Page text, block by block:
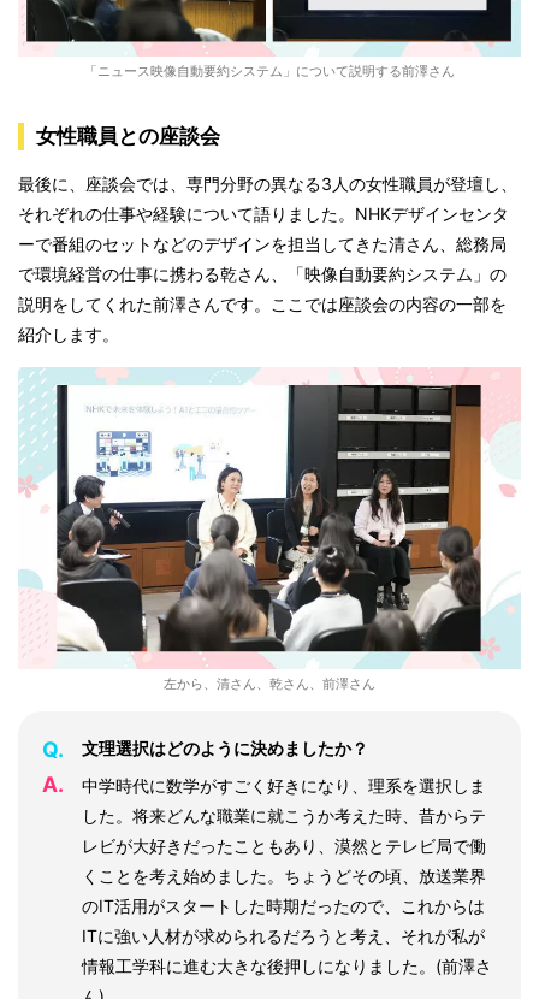
「ニュース映像自動要約システム」について説明する前澤さん
女性職員との座談会
最後に、座談会では、専門分野の異なる3人の女性職員が登壇し、
それぞれの仕事や経験について語りました。NHKデザインセンタ
ーで番組のセットなどのデザインを担当してきた清さん、総務局
で環境経営の仕事に携わる乾さん、「映像自動要約システム」の
説明をしてくれた前澤さんです。ここでは座談会の内容の一部を
紹介します。
左から、清さん、乾さん、前澤さん
Q. 文理選択はどのように決めましたか？
A.
中学時代に数学がすごく好きになり、理系を選択しま
した。将来どんな職業に就こうか考えた時、昔からテ
レビが大好きだったこともあり、漠然とテレビ局で働
くことを考え始めました。ちょうどその頃、放送業界
のIT活用がスタートした時期だったので、これからは
ITに強い人材が求められるだろうと考え、それが私が
情報工学科に進む大きな後押しになりました。(前澤さ